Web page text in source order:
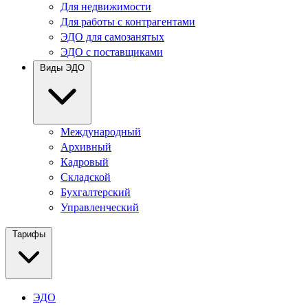
Для недвижимости
Для работы с контрагентами
ЭДО для самозанятых
ЭДО с поставщиками
Виды ЭДО
Международный
Архивный
Кадровый
Складской
Бухгалтерский
Управленческий
Тарифы
ЭДО